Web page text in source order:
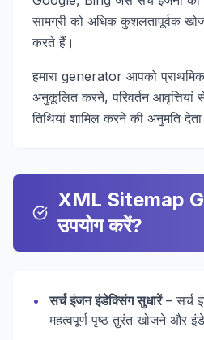
सामग्री को अधिक कुशलतापूर्वक
करते हैं।
हमारा generator आपको
अनुकूलित करने, परिवर्तन
तिथियां शामिल करने की अनुमति
XML Sitemap
उपयोग करें?
• सर्च इंजन इंडेक्सिंग सुधारें– सर्च
महत्वपूर्ण पृष्ठ तुरंत खोजने और